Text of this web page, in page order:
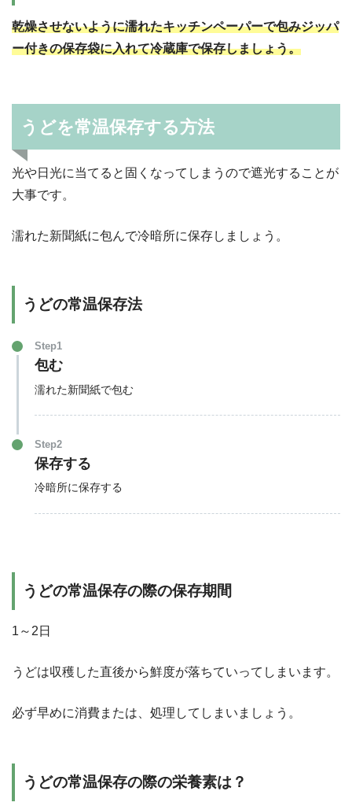
乾燥させないように濡れたキッチンペーパーで包みジッパ
ー付きの保存袋に入れて冷蔵庫で保存しましょう。
うどを常温保存する方法
光や日光に当てると固くなってしまうので遮光することが
大事です。
濡れた新聞紙に包んで冷暗所に保存しましょう。
うどの常温保存法
Step1
包む
濡れた新聞紙で包む
Step2
保存する
冷暗所に保存する
うどの常温保存の際の保存期間
1～2日
うどは収穫した直後から鮮度が落ちていってしまいます。
必ず早めに消費または、処理してしまいましょう。
うどの常温保存の際の栄養素は？